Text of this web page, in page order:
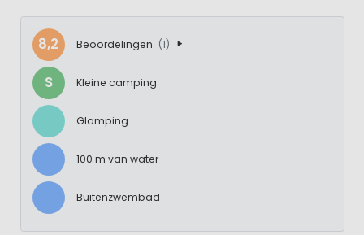
8,2 Beoordelingen (1)
S Kleine camping
Glamping
100 m van water
Buitenzwembad